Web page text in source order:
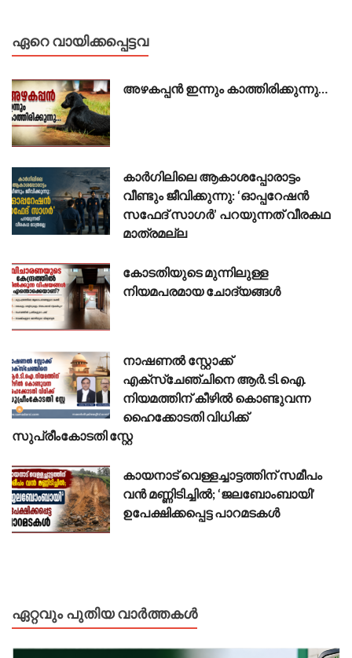
ഏറെ വായിക്കപ്പെട്ടവ
അഴകപ്പൻ ഇന്നും കാത്തിരിക്കുന്നു…
കാർഗിലിലെ ആകാശപ്പോരാട്ടം
വീണ്ടും ജീവിക്കുന്നു: ‘ഓപ്പറേഷൻ
സഫേദ് സാഗർ’ പറയുന്നത് വീരകഥ
മാത്രമല്ല
കോടതിയുടെ മുന്നിലുള്ള
നിയമപരമായ ചോദ്യങ്ങൾ
നാഷണൽ സ്റ്റോക്ക്
എക്സ്ചേഞ്ചിനെ ആർ.ടി.ഐ.
നിയമത്തിന് കീഴിൽ കൊണ്ടുവന്ന
ഹൈക്കോടതി വിധിക്ക്
സുപ്രീംകോടതി സ്റ്റേ
കായനാട് വെള്ളച്ചാട്ടത്തിന് സമീപം
വൻ മണ്ണിടിച്ചിൽ; ‘ജലബോംബായി’
ഉപേക്ഷിക്കപ്പെട്ട പാറമടകൾ
ഏറ്റവും പുതിയ വാർത്തകൾ